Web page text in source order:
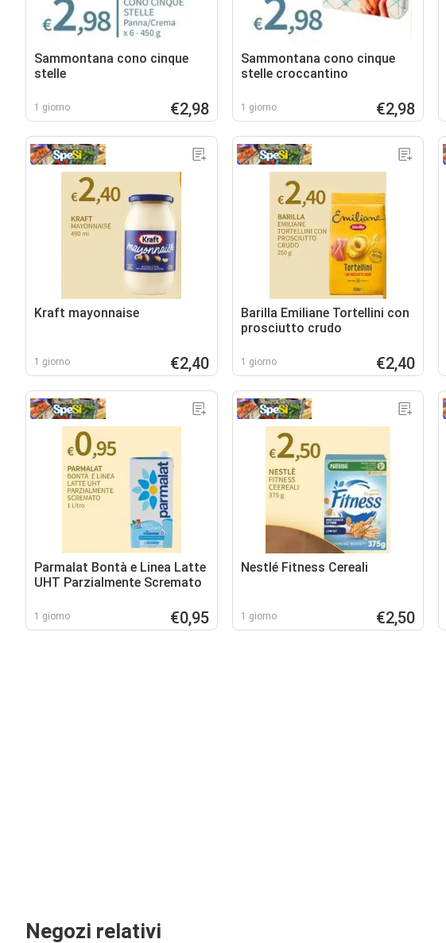
Sammontana cono cinque
stelle
1 giorno €2,98
Sammontana cono cinque
stelle croccantino
1 giorno €2,98
Kraft mayonnaise
1 giorno €2,40
Barilla Emiliane Tortellini con
prosciutto crudo
1 giorno €2,40
Parmalat Bontà e Linea Latte
UHT Parzialmente Scremato
1 giorno €0,95
Nestlé Fitness Cereali
1 giorno €2,50
Negozi relativi